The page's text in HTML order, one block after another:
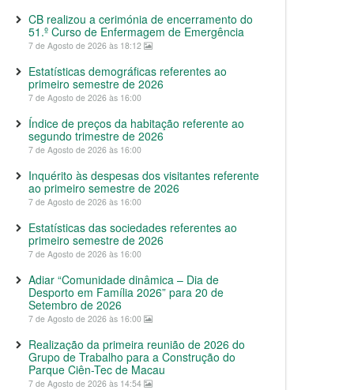
CB realizou a cerimónia de encerramento do
51.º Curso de Enfermagem de Emergência
7 de Agosto de 2026 às 18:12
Estatísticas demográficas referentes ao
primeiro semestre de 2026
7 de Agosto de 2026 às 16:00
Índice de preços da habitação referente ao
segundo trimestre de 2026
7 de Agosto de 2026 às 16:00
Inquérito às despesas dos visitantes referente
ao primeiro semestre de 2026
7 de Agosto de 2026 às 16:00
Estatísticas das sociedades referentes ao
primeiro semestre de 2026
7 de Agosto de 2026 às 16:00
Adiar “Comunidade dinâmica – Dia de
Desporto em Família 2026” para 20 de
Setembro de 2026
7 de Agosto de 2026 às 16:00
Realização da primeira reunião de 2026 do
Grupo de Trabalho para a Construção do
Parque Ciên-Tec de Macau
7 de Agosto de 2026 às 14:54